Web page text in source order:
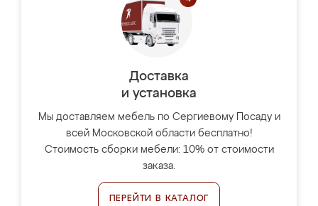
Доставка
и установка
Мы доставляем мебель по Сергиевому Посаду и
всей Московской области бесплатно!
Стоимость сборки мебели: 10% от стоимости
заказа.
ПЕРЕЙТИ В КАТАЛОГ